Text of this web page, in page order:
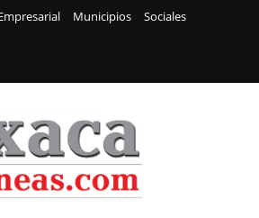
Municipios
Sociales